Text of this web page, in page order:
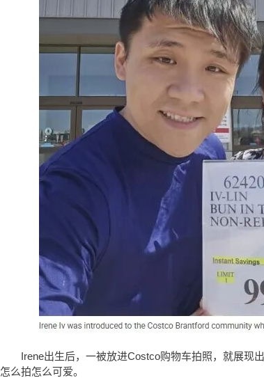
Irene出生后，一被放进Costco购物车拍照，就展现
怎么拍怎么可爱。